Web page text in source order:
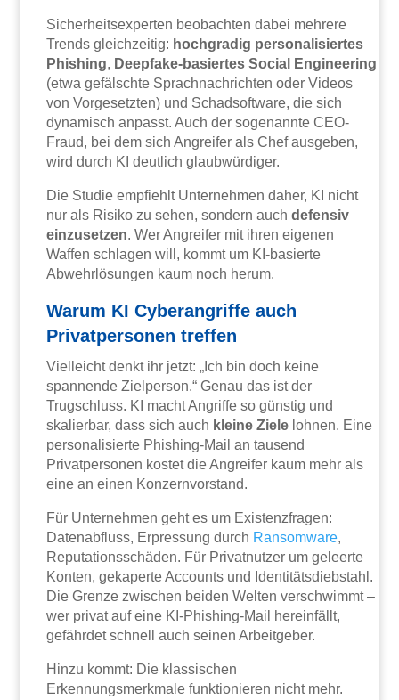
Sicherheitsexperten beobachten dabei mehrere
Trends gleichzeitig: hochgradig personalisiertes
Phishing, Deepfake-basiertes Social Engineering
(etwa gefälschte Sprachnachrichten oder Videos
von Vorgesetzten) und Schadsoftware, die sich
dynamisch anpasst. Auch der sogenannte CEO-
Fraud, bei dem sich Angreifer als Chef ausgeben,
wird durch KI deutlich glaubwürdiger.
Die Studie empfiehlt Unternehmen daher, KI nicht
nur als Risiko zu sehen, sondern auchdefensiv
einzusetzen. Wer Angreifer mit ihren eigenen
Waffen schlagen will, kommt um KI-basierte
Abwehrlösungen kaum noch herum.
Warum KI Cyberangriffe auch
Privatpersonen treffen
Vielleicht denkt ihr jetzt: „Ich bin doch keine
spannende Zielperson.“ Genau das ist der
Trugschluss. KI macht Angriffe so günstig und
skalierbar, dass sich auch kleine Ziele lohnen. Eine
personalisierte Phishing-Mail an tausend
Privatpersonen kostet die Angreifer kaum mehr als
eine an einen Konzernvorstand.
Für Unternehmen geht es um Existenzfragen:
Datenabfluss, Erpressung durch Ransomware,
Reputationsschäden. Für Privatnutzer um geleerte
Konten, gekaperte Accounts und Identitätsdiebstahl.
Die Grenze zwischen beiden Welten verschwimmt –
wer privat auf eine KI-Phishing-Mail hereinfällt,
gefährdet schnell auch seinen Arbeitgeber.
Hinzu kommt: Die klassischen
Erkennungsmerkmale funktionieren nicht mehr.